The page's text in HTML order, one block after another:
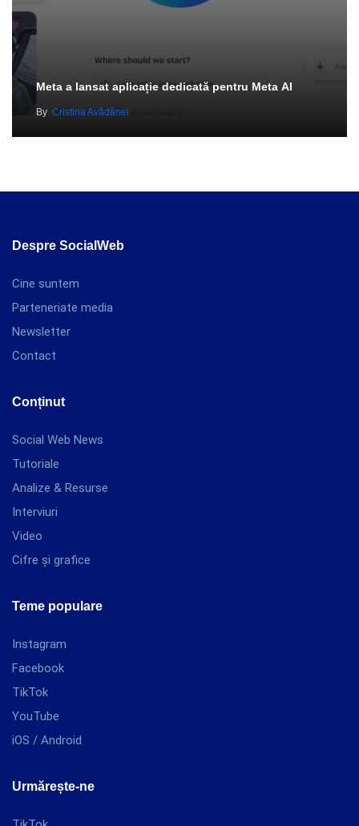
Meta a lansat aplicație dedicată pentru Meta AI
By Cristina Avădănei
Despre SocialWeb
Cine suntem
Parteneriate media
Newsletter
Contact
Conținut
Social Web News
Tutoriale
Analize & Resurse
Interviuri
Video
Cifre și grafice
Teme populare
Instagram
Facebook
TikTok
YouTube
iOS / Android
Urmărește-ne